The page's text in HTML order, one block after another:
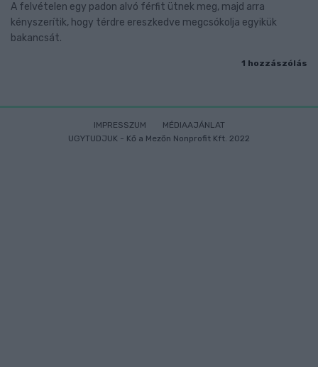
A felvételen egy padon alvó férfit ütnek meg, majd arra
kényszerítik, hogy térdre ereszkedve megcsókolja egyikük
bakancsát.
1 hozzászólás
IMPRESSZUM
MÉDIAAJÁNLAT
UGYTUDJUK - Kő a Mezőn Nonprofit Kft. 2022